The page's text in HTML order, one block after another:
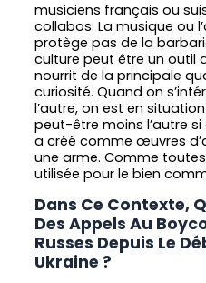
musiciens français ou
collabos. La musique ou
protège pas de la
culture peut être un outil
nourrit de la principale
curiosité. Quand on
l’autre, on est en
peut-être moins l’autre si
a créé comme œuvres
une arme. Comme
utilisée pour le bien
Dans Ce Contexte,
Des Appels Au
Russes Depuis Le
Ukraine ?